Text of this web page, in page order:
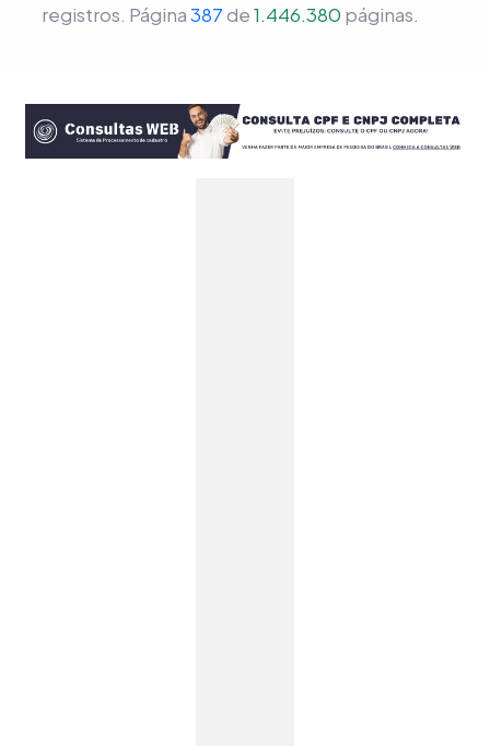
registros. Página387de1.446.380 páginas.